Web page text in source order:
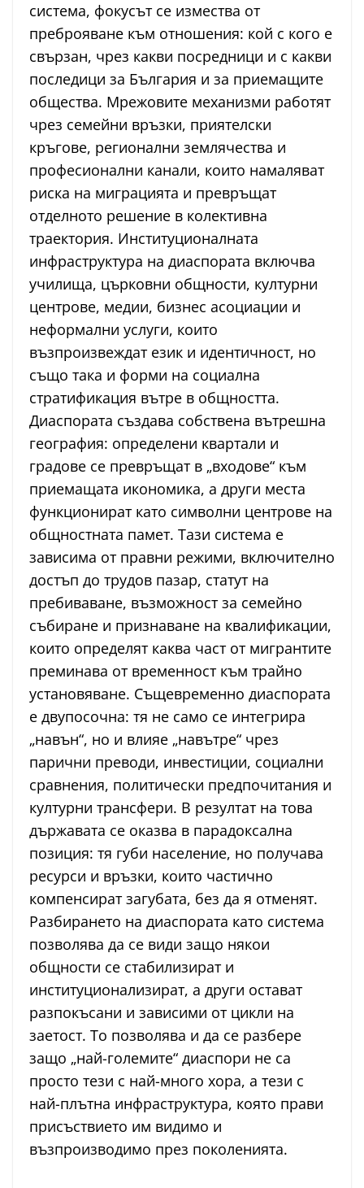
система, фокусът се измества от
преброяване към отношения: кой с кого е
свързан, чрез какви посредници и с какви
последици за България и за приемащите
общества. Мрежовите механизми работят
чрез семейни връзки, приятелски
кръгове, регионални землячества и
професионални канали, които намаляват
риска на миграцията и превръщат
отделното решение в колективна
траектория. Институционалната
инфраструктура на диаспората включва
училища, църковни общности, културни
центрове, медии, бизнес асоциации и
неформални услуги, които
възпроизвеждат език и идентичност, но
също така и форми на социална
стратификация вътре в общността.
Диаспората създава собствена вътрешна
география: определени квартали и
градове се превръщат в „входове“ към
приемащата икономика, а други места
функционират като символни центрове на
общностната памет. Тази система е
зависима от правни режими, включително
достъп до трудов пазар, статут на
пребиваване, възможност за семейно
събиране и признаване на квалификации,
които определят каква част от мигрантите
преминава от временност към трайно
установяване. Същевременно диаспората
е двупосочна: тя не само се интегрира
„навън“, но и влияе „навътре“ чрез
парични преводи, инвестиции, социални
сравнения, политически предпочитания и
културни трансфери. В резултат на това
държавата се оказва в парадоксална
позиция: тя губи население, но получава
ресурси и връзки, които частично
компенсират загубата, без да я отменят.
Разбирането на диаспората като система
позволява да се види защо някои
общности се стабилизират и
институционализират, а други остават
разпокъсани и зависими от цикли на
заетост. То позволява и да се разбере
защо „най-големите“ диаспори не са
просто тези с най-много хора, а тези с
най-плътна инфраструктура, която прави
присъствието им видимо и
възпроизводимо през поколенията.